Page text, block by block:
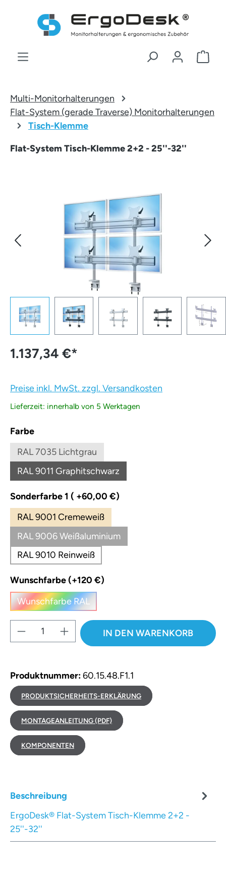
Zum Hauptinhalt springen
Multi-Monitorhalterungen
Flat-System (gerade Traverse) Monitorhalterungen
Tisch-Klemme
Flat-System Tisch-Klemme 2+2 - 25''-32''
1.137,34 €*
Preise inkl. MwSt. zzgl. Versandkosten
Lieferzeit: innerhalb von 5 Werktagen
Farbeauswählen
RAL 7035 Lichtgrau
(Diese Option ist zurzeit nicht verfügbar.)
RAL 9011 Graphitschwarz
(Diese Option ist zurzeit nicht verfügbar.)
Sonderfarbe 1 ( +60,00 €)
RAL 9001 Cremeweiß
RAL 9006 Weißaluminium
RAL 9010 Reinweiß
Wunschfarbe (+120 €)
Wunschfarbe RAL
(Diese Option ist zurzeit nicht verfügbar.)
Produkt Anzahl: Gib denIN DEN WARENKORB
Produktnummer:60.15.48.F1.1
PRODUKTSICHERHEITS-ERKLÄRUNG
MONTAGEANLEITUNG (PDF)
KOMPONENTEN
Beschreibung
ErgoDesk® Flat-System Tisch-Klemme 2+2 -
25''-32''